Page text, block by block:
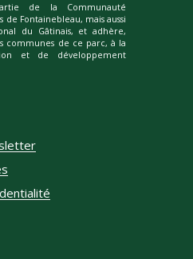
de la Communauté
de Fontainebleau, mais aussi
du Gâtinais, et adhère,
communes de ce parc, à la
et de développement